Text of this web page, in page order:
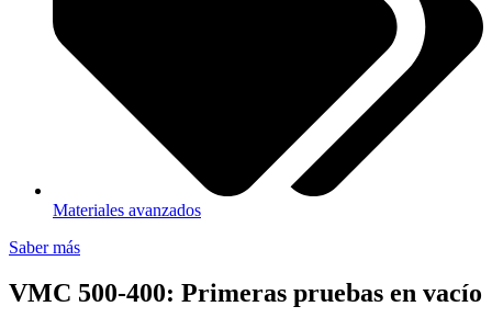
Materiales avanzados
Saber más
VMC 500-400: Primeras pruebas en vacío